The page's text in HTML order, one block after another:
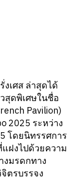
เศส ล่าสุดได้
สุดพิเศษในชื่อ
Pavilion)
2025 ระหว่าง
โดยนิทรรศการ
ฝงไปด้วยความ
งมรดกทาง
ตรบรรจง